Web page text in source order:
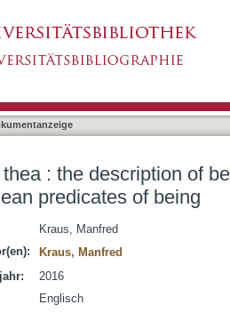
in Symposium 211a
: the description of
predicates of being
Kraus, Manfred
Kraus, Manfred
2016
Englisch